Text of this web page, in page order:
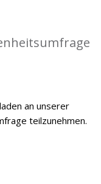
an unserer
teilzunehmen.